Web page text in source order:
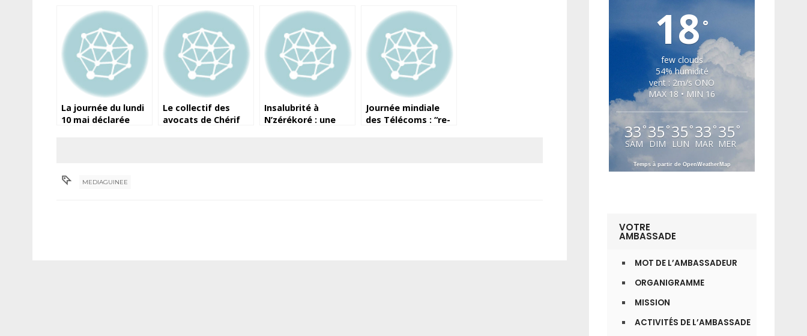
La journée du lundi
10 mai déclarée
Le collectif des
avocats de Chérif
Insalubrité à
N’zérékoré : une
Journée mindiale
des Télécoms : “re-
MEDIAGUINEE
18°
few clouds
54% humidité
vent : 2m/s ONO
MAX 18 • MIN 16
33 °
SAM
35°
DIM
35 °
LUN
33 °
MAR
35 °
MER
Temps à partir de OpenWeatherMap
VOTRE
AMBASSADE
MOT DE L’AMBASSADEUR
ORGANIGRAMME
MISSION
ACTIVITÉS DE L’AMBASSADE